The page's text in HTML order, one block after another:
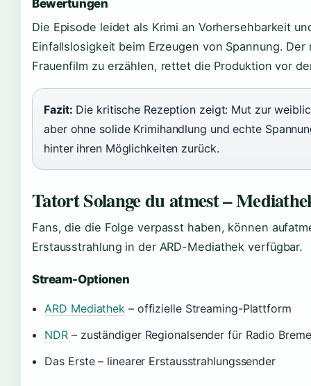
Bewertungen
Die Episode leidet als Krimi an Vorhersehbarkeit
Einfallslosigkeit beim Erzeugen von Spannung.
Frauenfilm zu erzählen, rettet die Produktion vor
Fazit: Die kritische Rezeption zeigt: Mut zur
aber ohne solide Krimihandlung und echte
hinter ihren Möglichkeiten zurück.
Tatort Solange du atmest –
Fans, die die Folge verpasst haben, können
Erstausstrahlung in der ARD-Mediathek verfügbar.
Stream-Optionen
ARD Mediathek – offizielle Streaming-Plattform
NDR – zuständiger Regionalsender für Radio
Das Erste – linearer Erstausstrahlungssender